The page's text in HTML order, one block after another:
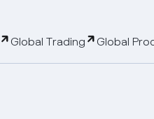
Global Trading Global